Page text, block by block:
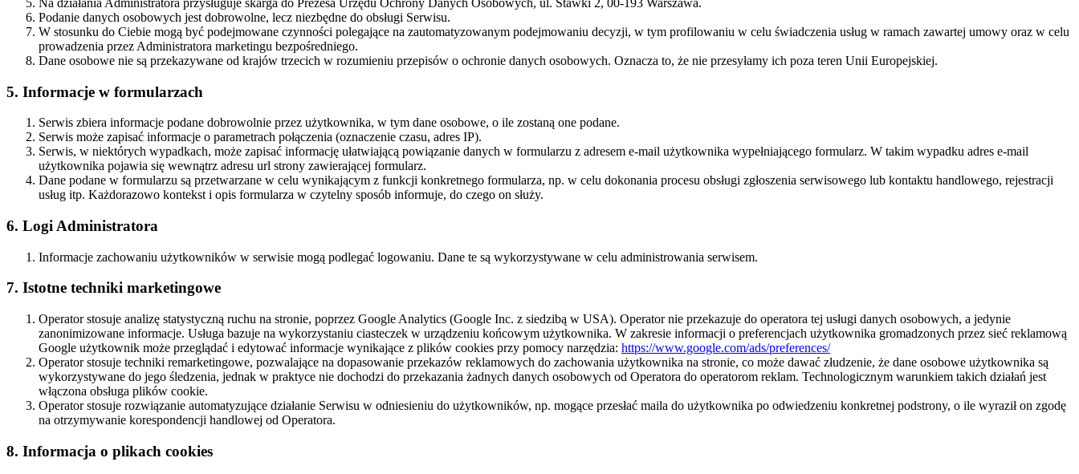
Podanie danych osobowych jest dobrowolne, lecz niezbędne do obsługi Serwisu.
W stosunku do Ciebie mogą być podejmowane czynności polegające na zautomatyzowanym podejmowaniu decyzji, w tym profilowaniu w celu świadczenia usług w ramach zawartej umowy oraz w celu
prowadzenia przez Administratora marketingu bezpośredniego.
Dane osobowe nie są przekazywane od krajów trzecich w rozumieniu przepisów o ochronie danych osobowych. Oznacza to, że nie przesyłamy ich poza teren Unii Europejskiej.
5. Informacje w formularzach
Serwis zbiera informacje podane dobrowolnie przez użytkownika, w tym dane osobowe, o ile zostaną one podane.
Serwis może zapisać informacje o parametrach połączenia (oznaczenie czasu, adres IP).
Serwis, w niektórych wypadkach, może zapisać informację ułatwiającą powiązanie danych w formularzu z adresem e-mail użytkownika wypełniającego formularz. W takim wypadku adres e-mail
użytkownika pojawia się wewnątrz adresu url strony zawierającej formularz.
Dane podane w formularzu są przetwarzane w celu wynikającym z funkcji konkretnego formularza, np. w celu dokonania procesu obsługi zgłoszenia serwisowego lub kontaktu handlowego, rejestracji
usług itp. Każdorazowo kontekst i opis formularza w czytelny sposób informuje, do czego on służy.
6. Logi Administratora
Informacje zachowaniu użytkowników w serwisie mogą podlegać logowaniu. Dane te są wykorzystywane w celu administrowania serwisem.
7. Istotne techniki marketingowe
Operator stosuje analizę statystyczną ruchu na stronie, poprzez Google Analytics (Google Inc. z siedzibą w USA). Operator nie przekazuje do operatora tej usługi danych osobowych, a jedynie
zanonimizowane informacje. Usługa bazuje na wykorzystaniu ciasteczek w urządzeniu końcowym użytkownika. W zakresie informacji o preferencjach użytkownika gromadzonych przez sieć reklamową
Google użytkownik może przeglądać i edytować informacje wynikające z plików cookies przy pomocy narzędzia: https://www.google.com/ads/preferences/
Operator stosuje techniki remarketingowe, pozwalające na dopasowanie przekazów reklamowych do zachowania użytkownika na stronie, co może dawać złudzenie, że dane osobowe użytkownika są
wykorzystywane do jego śledzenia, jednak w praktyce nie dochodzi do przekazania żadnych danych osobowych od Operatora do operatorom reklam. Technologicznym warunkiem takich działań jest
włączona obsługa plików cookie.
Operator stosuje rozwiązanie automatyzujące działanie Serwisu w odniesieniu do użytkowników, np. mogące przesłać maila do użytkownika po odwiedzeniu konkretnej podstrony, o ile wyraził on zgodę
na otrzymywanie korespondencji handlowej od Operatora.
8. Informacja o plikach cookies